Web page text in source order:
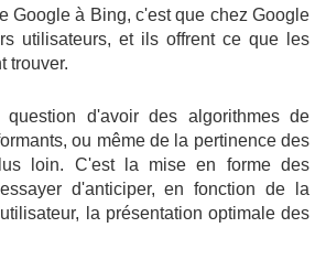
Google à Bing, c'est que chez Google
utilisateurs, et ils offrent ce que les
trouver.
d'avoir des algorithmes de
ou même de la pertinence des
loin. C'est la mise en forme des
d'anticiper, en fonction de la
la présentation optimale des